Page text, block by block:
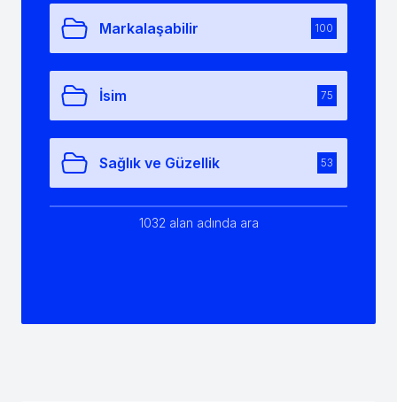
Markalaşabilir 100
İsim 75
Sağlık ve Güzellik 53
1032 alan adında ara